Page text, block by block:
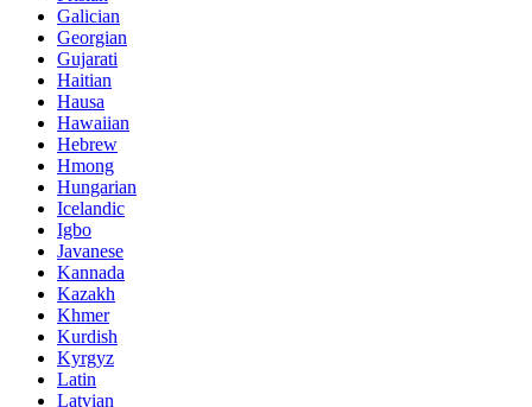
Galician
Georgian
Gujarati
Haitian
Hausa
Hawaiian
Hebrew
Hmong
Hungarian
Icelandic
Igbo
Javanese
Kannada
Kazakh
Khmer
Kurdish
Kyrgyz
Latin
Latvian